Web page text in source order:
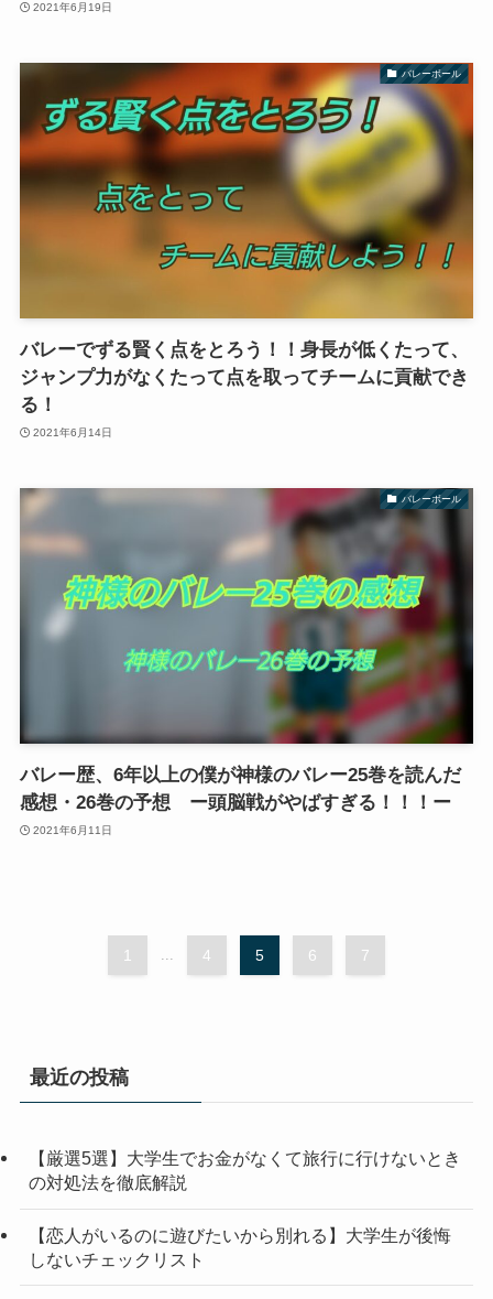
2021年6月19日
バレーボール
バレーでずる賢く点をとろう！！身長が低くたって、
ジャンプ力がなくたって点を取ってチームに貢献でき
る！
2021年6月14日
バレーボール
バレー歴、6年以上の僕が神様のバレー25巻を読んだ
感想・26巻の予想 ー頭脳戦がやばすぎる！！！ー
2021年6月11日
1 ... 4 5 6 7
最近の投稿
【厳選5選】大学生でお金がなくて旅行に行けないとき
の対処法を徹底解説
【恋人がいるのに遊びたいから別れる】大学生が後悔
しないチェックリスト